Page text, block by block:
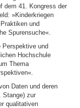
dem 41. Kongress der
»Kinderkriegen
und
Spurensuche«.
Perspektive und
Hochschule
Thema
Daten und deren
Stange) zur
qualitativen